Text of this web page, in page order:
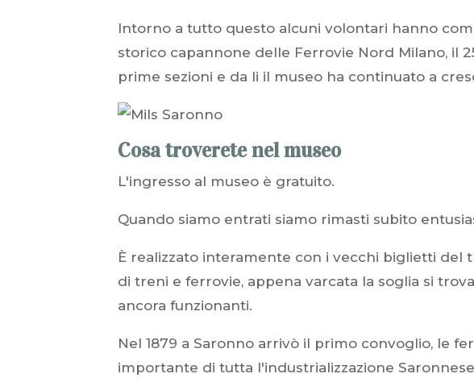
Intorno a tutto questo alcuni volontari hanno
storico capannone delle Ferrovie Nord Milano, il
prime sezioni e da li il museo ha continuato a
Cosa troverete nel museo
L'ingresso al museo è gratuito.
Quando siamo entrati siamo rimasti subito
È realizzato interamente con i vecchi biglietti del
di treni e ferrovie, appena varcata la soglia si
ancora funzionanti.
Nel 1879 a Saronno arrivò il primo convoglio, le
importante di tutta l'industrializzazione